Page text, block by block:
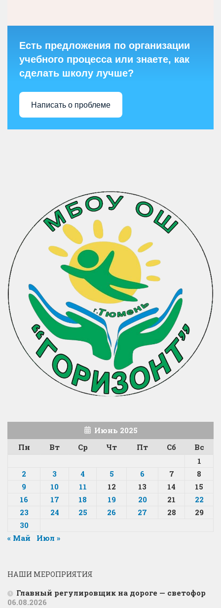
Есть предложения по организации
учебного процесса или знаете, как
сделать школу лучше?
Написать о проблеме
Июнь 2025
Пн
Вт Ср Чт Пт Сб
Вс
1
2
3 4 5 6 7
8
9
10 11 12 13 14
15
16
17 18 19 20 21
22
23
24 25 26 27 28
29
30
« Май
Июл »
НАШИ МЕРОПРИЯТИЯ
Главный регулировщик на дороге — светофор
06.08.2026